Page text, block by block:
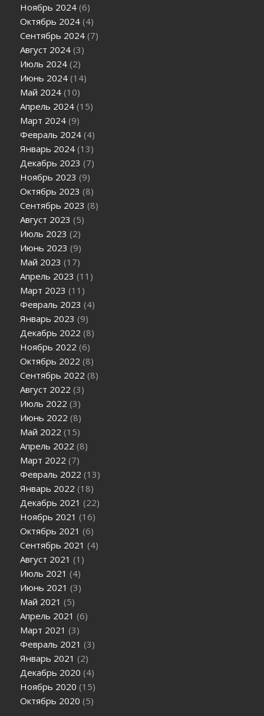
Ноябрь 2024 (6)
Октябрь 2024 (4)
Сентябрь 2024 (7)
Август 2024 (3)
Июль 2024 (2)
Июнь 2024 (14)
Май 2024 (10)
Апрель 2024 (15)
Март 2024 (9)
Февраль 2024 (4)
Январь 2024 (13)
Декабрь 2023 (7)
Ноябрь 2023 (9)
Октябрь 2023 (8)
Сентябрь 2023 (8)
Август 2023 (5)
Июль 2023 (2)
Июнь 2023 (9)
Май 2023 (17)
Апрель 2023 (11)
Март 2023 (11)
Февраль 2023 (4)
Январь 2023 (9)
Декабрь 2022 (8)
Ноябрь 2022 (6)
Октябрь 2022 (8)
Сентябрь 2022 (8)
Август 2022 (3)
Июль 2022 (3)
Июнь 2022 (8)
Май 2022 (15)
Апрель 2022 (8)
Март 2022 (7)
Февраль 2022 (13)
Январь 2022 (18)
Декабрь 2021 (22)
Ноябрь 2021 (16)
Октябрь 2021 (6)
Сентябрь 2021 (4)
Август 2021 (1)
Июль 2021 (4)
Июнь 2021 (3)
Май 2021 (5)
Апрель 2021 (6)
Март 2021 (3)
Февраль 2021 (3)
Январь 2021 (2)
Декабрь 2020 (4)
Ноябрь 2020 (15)
Октябрь 2020 (5)